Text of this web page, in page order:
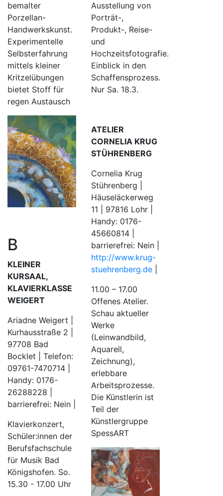
bemalter
Porzellan-
Handwerkskunst.
Experimentelle
Selbsterfahrung
mittels kleiner
Kritzelübungen
bietet Stoff für
regen Austausch
B
KLEINER
KURSAAL,
KLAVIERKLASSE
WEIGERT
Ariadne Weigert |
Kurhausstraße 2 |
97708 Bad
Bocklet | Telefon:
09761-7470714 |
Handy: 0176-
26288228 |
barrierefrei: Nein |
Klavierkonzert,
Schüler:innen der
Berufsfachschule
für Musik Bad
Königshofen. So.
15.30 - 17.00 Uhr
Ausstellung von
Porträt-,
Produkt-, Reise-
und
Hochzeitsfotografie.
Einblick in den
Schaffensprozess.
Nur Sa. 18.3.
ATELIER
CORNELIA KRUG
STÜHRENBERG
Cornelia Krug
Stührenberg |
Häuseläckerweg
11 | 97816 Lohr |
Handy: 0176-
45660814 |
barrierefrei: Nein |
http://www.krug-
stuehrenberg.de
11.00 – 17.00
Offenes Atelier.
Schau aktueller
Werke
(Leinwandbild,
Aquarell,
Zeichnung),
erlebbare
Arbeitsprozesse.
Die Künstlerin ist
Teil der
Künstlergruppe
SpessART